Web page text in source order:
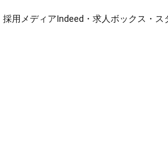
採用メディアIndeed・求人ボックス・